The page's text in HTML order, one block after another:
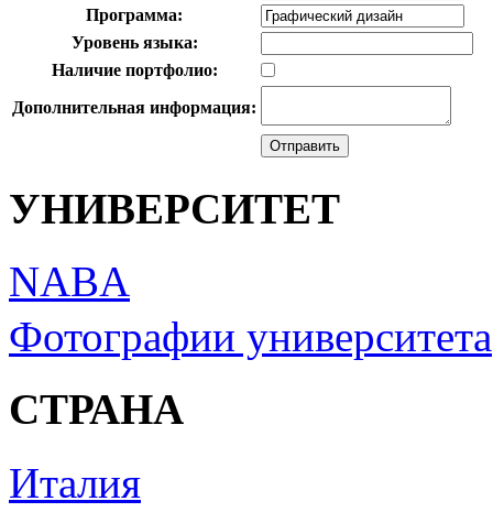
Программа:
Уровень языка:
Наличие портфолио:
Дополнительная информация:
УНИВЕРСИТЕТ
NABA
Фотографии университета
СТРАНА
Италия